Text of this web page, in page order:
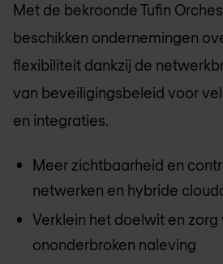
Met de bekroonde Tufin
beschikken ondernemingen
flexibiliteit dankzij de
van beveiligingsbeleid voor
en integraties.
Meer zichtbaarheid en
netwerken en hybride
Verklein het doelwit en zorg
ononderbroken naleving